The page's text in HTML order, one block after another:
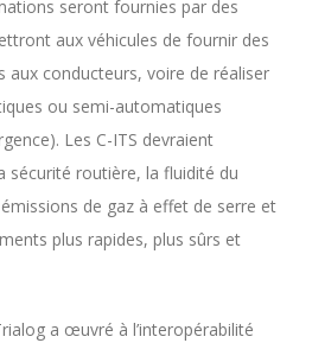
seront fournies par des
aux véhicules de fournir des
conducteurs, voire de réaliser
ou semi-automatiques
Les C-ITS devraient
sécurité routière, la fluidité du
de gaz à effet de serre et
plus rapides, plus sûrs et
a œuvré à l’interopérabilité